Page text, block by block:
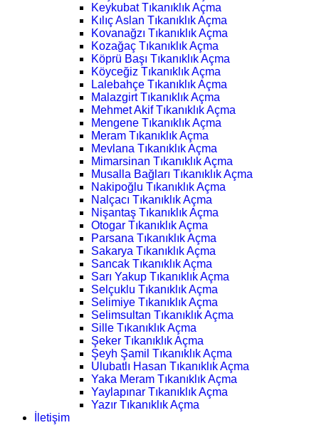
Keykubat Tıkanıklık Açma
Kılıç Aslan Tıkanıklık Açma
Kovanağzı Tıkanıklık Açma
Kozağaç Tıkanıklık Açma
Köprü Başı Tıkanıklık Açma
Köyceğiz Tıkanıklık Açma
Lalebahçe Tıkanıklık Açma
Malazgirt Tıkanıklık Açma
Mehmet Akif Tıkanıklık Açma
Mengene Tıkanıklık Açma
Meram Tıkanıklık Açma
Mevlana Tıkanıklık Açma
Mimarsinan Tıkanıklık Açma
Musalla Bağları Tıkanıklık Açma
Nakipoğlu Tıkanıklık Açma
Nalçacı Tıkanıklık Açma
Nişantaş Tıkanıklık Açma
Otogar Tıkanıklık Açma
Parsana Tıkanıklık Açma
Sakarya Tıkanıklık Açma
Sancak Tıkanıklık Açma
Sarı Yakup Tıkanıklık Açma
Selçuklu Tıkanıklık Açma
Selimiye Tıkanıklık Açma
Selimsultan Tıkanıklık Açma
Sille Tıkanıklık Açma
Şeker Tıkanıklık Açma
Şeyh Şamil Tıkanıklık Açma
Ulubatlı Hasan Tıkanıklık Açma
Yaka Meram Tıkanıklık Açma
Yaylapınar Tıkanıklık Açma
Yazır Tıkanıklık Açma
İletişim